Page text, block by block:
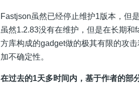
Fastjson虽然已经停止维护1版本，但
虽然1.2.83没有在维护，但是在长期
方库构成的gadget做的极其有限的攻
加不确定性。
在过去的1天多时间内，基于作者的部